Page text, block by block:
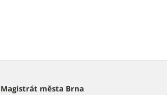
Magistrát města Brna